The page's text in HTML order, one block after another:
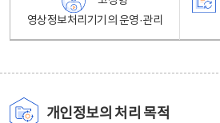
영상정보처리기기의 운영·관리
개인정보의 처리 목적